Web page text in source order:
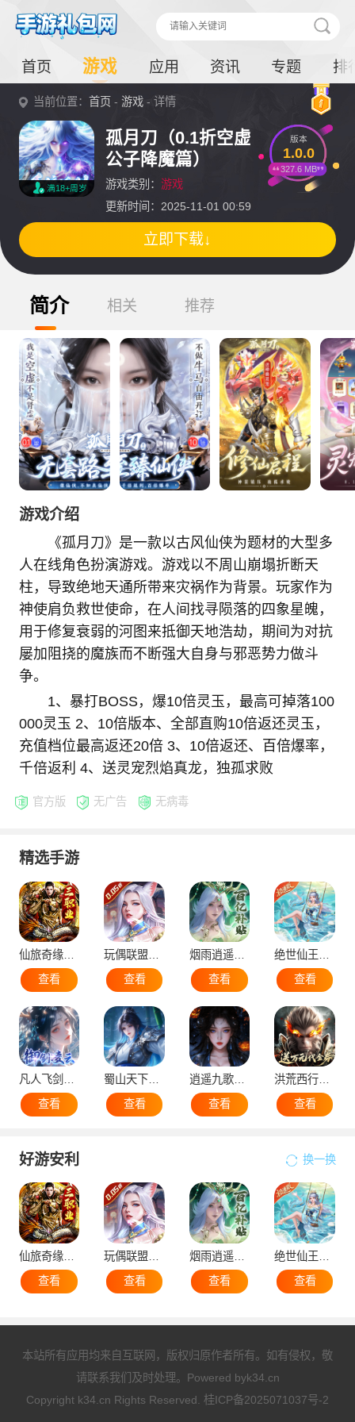
首页 游戏 应用 资讯 专题 排
当前位置：首页 -游戏 - 详情
满18+周岁
孤月刀（0.1折空虚
公子降魔篇）
游戏类别： 游戏
更新时间：2025-11-01 00:59
版本
1.0.0
327.6 MB
立即下载↓
简介 相关 推荐
游戏介绍
《孤月刀》是一款以古风仙侠为题材的大型多
人在线角色扮演游戏。游戏以不周山崩塌折断天
柱，导致绝地天通所带来灾祸作为背景。玩家作为
神使肩负救世使命，在人间找寻陨落的四象星魄，
用于修复衰弱的河图来抵御天地浩劫，期间为对抗
屡加阻挠的魔族而不断强大自身与邪恶势力做斗
争。
1、暴打BOSS，爆10倍灵玉，最高可掉落100
000灵玉 2、10倍版本、全部直购10倍返还灵玉，
充值档位最高返还20倍 3、10倍返还、百倍爆率，
千倍返利 4、送灵宠烈焰真龙，独孤求败
官方版 无广告 无病毒
精选手游
仙旅奇缘（经典传奇三职业）
查看
查看
烟雨逍遥（5折30倍返利版）
查看
查看
凡人飞剑（0.1折仙女管家甜蜜助阵）
查看
蜀山天下（0.1折免费版）
查看
逍遥九歌行（0.1折10亿钻石开局）
查看
洪荒西行录（0.1折万元真充高爆版）
查看
好游安利 换一换
仙旅奇缘（经典传奇三职业）
查看
查看
烟雨逍遥（5折30倍返利版）
查看
查看
本站所有应用均来自互联网，版权归原作者所有。如有侵权，敬
请联系我们及时处理。Powered byk34.cn
Copyright k34.cn Rights Reserved. 桂ICP备2025071037号-2